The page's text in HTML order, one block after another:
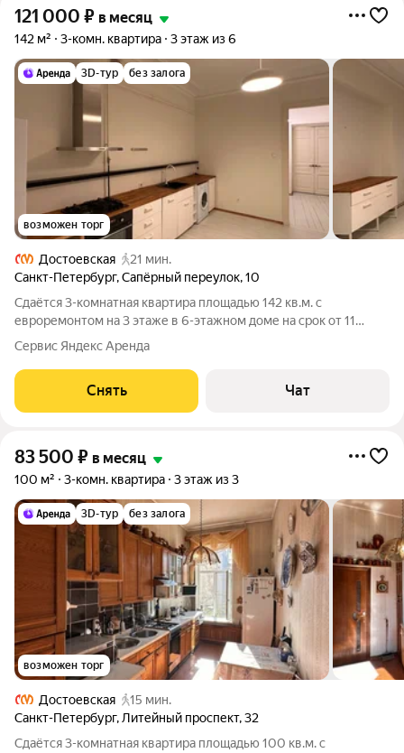
121 000 ₽ в месяц
142 м² 3-комн. квартира 3 этаж из 6
3D-тур без залога
возможен торг
Достоевская
21 мин.
Санкт-Петербург,Сапёрный переулок,10
Сдаётся 3-комнатная квартира площадью 142 кв.м. с
евроремонтом на 3 этаже в 6-этажном доме на срок от 11
месяцев. Из техники есть: Духовой шкаф Стиральная машина
Холодильник Посудомоечная машина Бойлер Пылесос Дом -
кирпичный, окна выходят во
Сервис Яндекс Аренда
Снять Чат
83 500 ₽ в месяц
100 м² 3-комн. квартира 3 этаж из 3
3D-тур без залога
возможен торг
Достоевская
15 мин.
Санкт-Петербург, Литейный проспект,32
Сдаётся 3-комнатная квартира площадью 100 кв.м. с